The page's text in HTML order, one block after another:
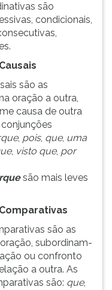
são
condicionais,
são as
oração a outra,
causa de outra
, pois, que, uma
, visto que, por
são mais leves
são as
subordinam-
ou confronto
a outra. As
são: que,